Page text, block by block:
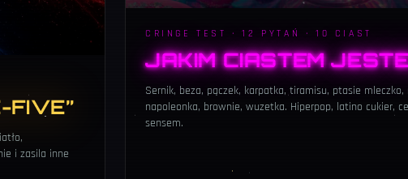
FIVE”
i zasila inne
CRINGE TEST · 12 PYTAŃ · 10 CIAST
JAKIM CIASTEM
Sernik, beza, pączek, karpatka, tiramisu, ptasie
napoleonka, brownie, wuzetka. Hiperpop, latino cukier,
sensem.